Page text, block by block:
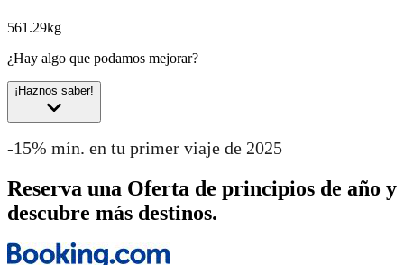
561.29kg
¿Hay algo que podamos mejorar?
¡Haznos saber!
-15% mín. en tu primer viaje de 2025
Reserva una Oferta de principios de año y
descubre más destinos.